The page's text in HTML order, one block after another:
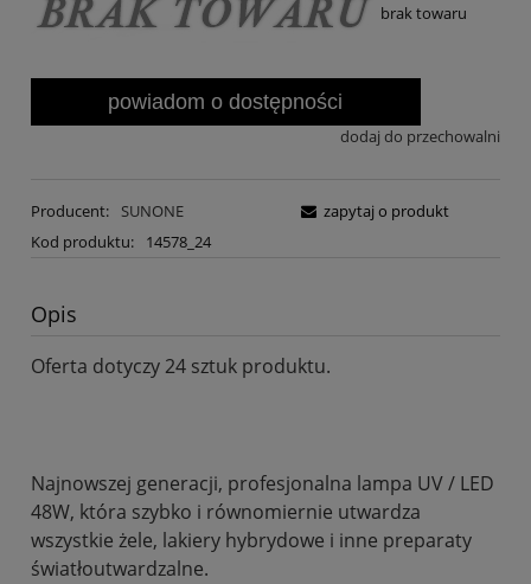
brak towaru
powiadom o dostępności
dodaj do przechowalni
Producent:
SUNONE
Kod produktu:
14578_24
zapytaj o produkt
Opis
Oferta dotyczy 24 sztuk produktu.
Najnowszej generacji, profesjonalna lampa UV / LED
48W, która szybko i równomiernie utwardza
wszystkie żele, lakiery hybrydowe i inne preparaty
światłoutwardzalne.